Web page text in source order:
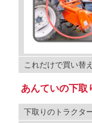
これだけで買い替
あんていの下取
下取りのトラクタ